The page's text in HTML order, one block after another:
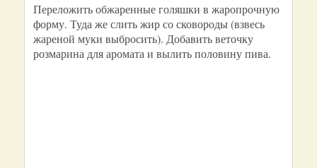
Переложить обжаренные голяшки в жаропрочную
форму. Туда же слить жир со сковороды (взвесь
жареной муки выбросить). Добавить веточку
розмарина для аромата и вылить половину пива.